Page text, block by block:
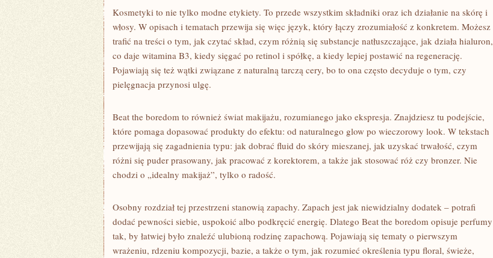
Kosmetyki to nie tylko modne etykiety. To przede wszystkim składniki oraz ich działanie na skórę i
włosy. W opisach i tematach przewija się więc język, który łączy zrozumiałość z konkretem. Możesz
trafić na treści o tym, jak czytać skład, czym różnią się substancje natłuszczające, jak działa hialuron,
co daje witamina B3, kiedy sięgać po retinol i spółkę, a kiedy lepiej postawić na regenerację.
Pojawiają się też wątki związane z naturalną tarczą cery, bo to ona często decyduje o tym, czy
pielęgnacja przynosi ulgę.
Beat the boredom to również świat makijażu, rozumianego jako ekspresja. Znajdziesz tu podejście,
które pomaga dopasować produkty do efektu: od naturalnego glow po wieczorowy look. W tekstach
przewijają się zagadnienia typu: jak dobrać fluid do skóry mieszanej, jak uzyskać trwałość, czym
różni się puder prasowany, jak pracować z korektorem, a także jak stosować róż czy bronzer. Nie
chodzi o „idealny makijaż”, tylko o radość.
Osobny rozdział tej przestrzeni stanowią zapachy. Zapach jest jak niewidzialny dodatek – potrafi
dodać pewności siebie, uspokoić albo podkręcić energię. Dlatego Beat the boredom opisuje perfumy
tak, by łatwiej było znaleźć ulubioną rodzinę zapachową. Pojawiają się tematy o pierwszym
wrażeniu, rdzeniu kompozycji, bazie, a także o tym, jak rozumieć określenia typu floral, świeże,